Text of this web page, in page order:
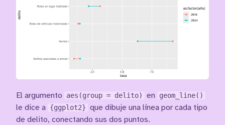
El argumento aes(group = delito) en geom_line()
le dice a {ggplot2} que dibuje una línea por cada tipo
de delito, conectando sus dos puntos.